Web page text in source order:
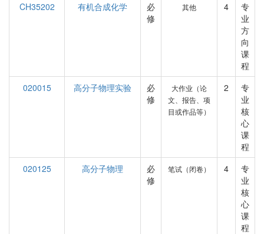
CH35202 有机合成化学
必
修
其他 4
专
业
方
向
课
程
020015
高分子物理实验
必
修
大作业（论
文、报告、项
目或作品等）
2
专
业
核
心
课
程
020125
高分子物理
必
修
笔试（闭卷） 4
专
业
核
心
课
程